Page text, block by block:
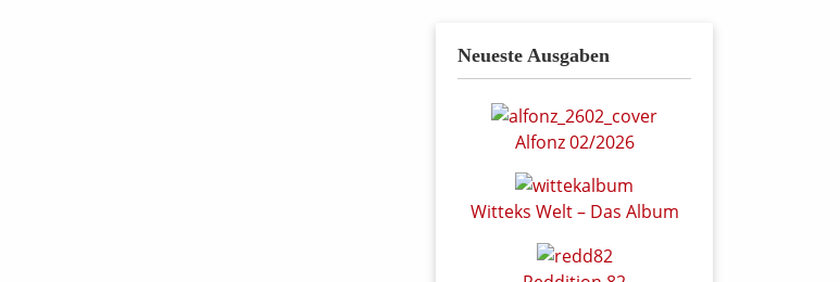
Neueste Ausgaben
Alfonz 02/2026
Witteks Welt – Das Album